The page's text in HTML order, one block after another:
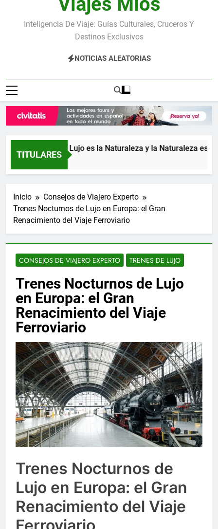
Inteligencia De Viaje: Guías Culturales, Cruceros Y
Destinos Exclusivos
NOTICIAS ALEATORIAS
TITULARES
donde el Lujo es la Naturaleza y la Naturaleza es el Lujo
Inicio
Consejos de Viajero Experto
Trenes Nocturnos de Lujo en Europa: el Gran
Renacimiento del Viaje Ferroviario
CONSEJOS DE VIAJERO EXPERTO TRENES DE LUJO
Trenes Nocturnos de Lujo
en Europa: el Gran
Renacimiento del Viaje
Ferroviario
Trenes Nocturnos de
Lujo en Europa: el Gran
Renacimiento del Viaje
Ferroviario